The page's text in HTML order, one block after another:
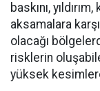
baskını,
aksamalara
olacağı
risklerin
yüksek